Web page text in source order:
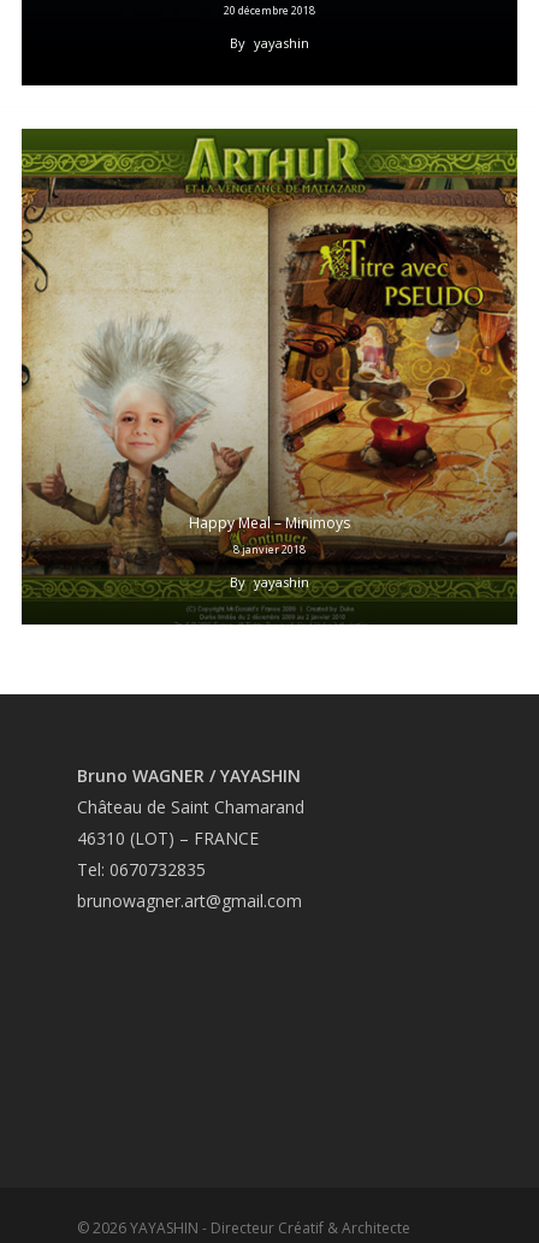
20 décembre 2018
By yayashin
Happy Meal – Minimoys
8 janvier 2018
By yayashin
Bruno WAGNER / YAYASHIN
Château de Saint Chamarand
46310 (LOT) – FRANCE
Tel: 0670732835
brunowagner.art@gmail.com
© 2026 YAYASHIN - Directeur Créatif & Architecte